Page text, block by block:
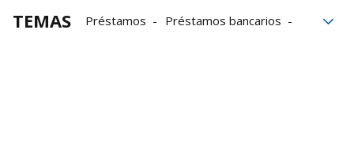
TEMAS Préstamos
Préstamos bancarios